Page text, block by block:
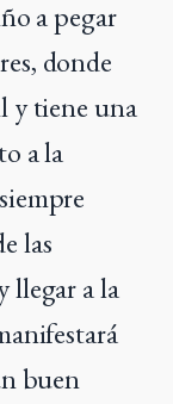
a pegar
donde
y tiene una
a la
las
llegar a la
buen